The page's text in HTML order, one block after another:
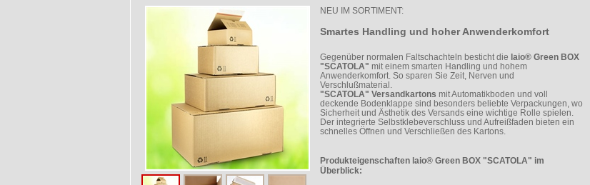
NEU IM SORTIMENT:
Smartes Handling und hoher Anwenderkomfort
Gegenüber normalen Faltschachteln besticht die laio® Green BOX
"SCATOLA" mit einem smarten Handling und hohem
Anwenderkomfort. So sparen Sie Zeit, Nerven und
Verschlußmaterial.
"SCATOLA" Versandkartons mit Automatikboden und voll
deckende Bodenklappe sind besonders beliebte Verpackungen, wo
Sicherheit und Ästhetik des Versands eine wichtige Rolle spielen.
Der integrierte Selbstklebeverschluss und Aufreißfaden bieten ein
schnelles Öffnen und Verschließen des Kartons.
Produkteigenschaften laio® Green BOX "SCATOLA" im
Überblick: